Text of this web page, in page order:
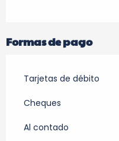
Formas de pago
Tarjetas de débito
Cheques
Al contado